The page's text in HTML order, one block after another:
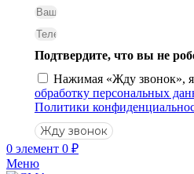
Подтвердите, что вы не
Нажимая «Жду звонок»,
обработку персональных
Политики
Жду звонок
0 элемент 0 ₽
Меню